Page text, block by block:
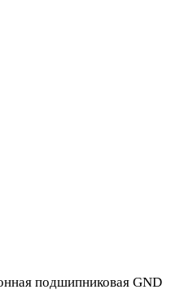
подшипниковая GND